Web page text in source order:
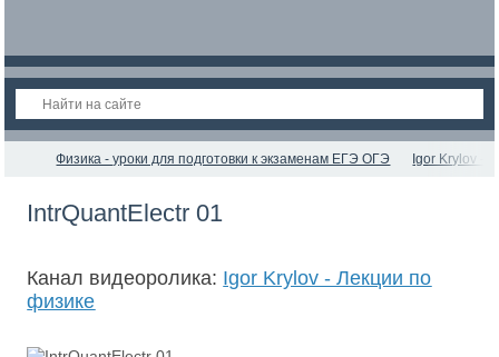
Физика - уроки для подготовки к экзаменам ЕГЭ ОГЭ Igor Krylov -
IntrQuantElectr 01
Канал видеоролика: Igor Krylov - Лекции по
физике